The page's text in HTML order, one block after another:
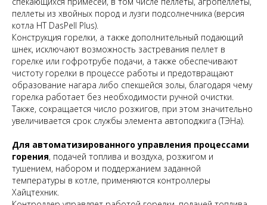
пеллеты из хвойных пород и лузги подсолнечника (версия
котла HT DasPell Plus).
Конструкция горелки, а также дополнительный подающий
шнек, исключают возможность застревания пеллет в
горелке или гофротрубе подачи, а также обеспечивают
чистоту горелки в процессе работы и предотвращают
образование нагара либо спекшейся золы, благодаря чему
горелка работает без необходимости ручной очистки.
Также, сокращается число розжигов, при этом значительно
увеличивается срок службы элемента автоподжига (ТЭНа).
Для автоматизированного управления процессами
горения, подачей топлива и воздуха, розжигом и
тушением, набором и поддержанием заданной
температуры в котле, применяются контроллеры
Хайцтехник.